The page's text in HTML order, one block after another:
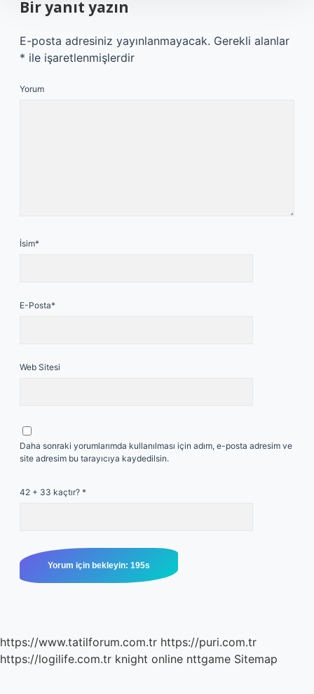
Bir yanıt yazın
E-posta adresiniz yayınlanmayacak. Gerekli alanlar
* ile işaretlenmişlerdir
Yorum
İsim*
E-Posta*
Web Sitesi
Daha sonraki yorumlarımda kullanılması için adım, e-posta adresim ve
site adresim bu tarayıcıya kaydedilsin.
42 + 33 kaçtır? *
https://www.tatilforum.com.tr https://puri.com.tr
https://logilife.com.tr knight online nttgame Sitemap